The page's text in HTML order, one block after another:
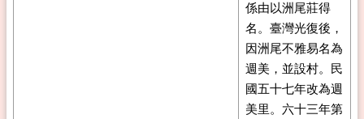
係由以洲尾莊得
名。臺灣光復後，
因洲尾不雅易名為
週美，並設村。民
國五十七年改為週
美里。六十三年第